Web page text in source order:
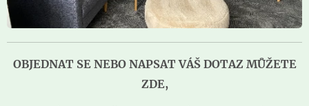
OBJEDNAT SE NEBO NAPSAT VÁŠ DOTAZ MŮŽETE
ZDE,